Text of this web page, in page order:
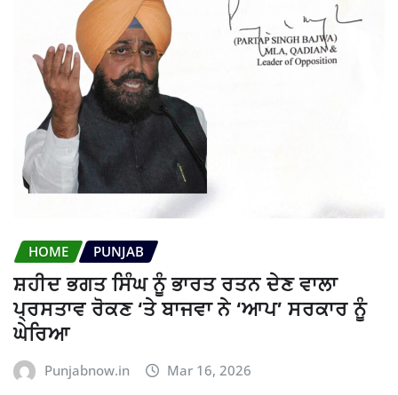
HOME PUNJAB
ਸ਼ਹੀਦ ਭਗਤ ਸਿੰਘ ਨੂੰ ਭਾਰਤ ਰਤਨ ਦੇਣ ਵਾਲਾ
ਪ੍ਰਸਤਾਵ ਰੋਕਣ ‘ਤੇ ਬਾਜਵਾ ਨੇ ‘ਆਪ’ ਸਰਕਾਰ ਨੂੰ
ਘੇਰਿਆ
Punjabnow.in Mar 16, 2026